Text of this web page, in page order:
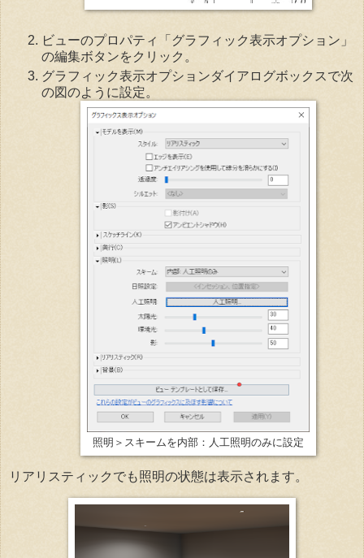
ビューのプロパティ「グラフィック表示オプション」
の編集ボタンをクリック。
グラフィック表示オプションダイアログボックスで次
の図のように設定。
照明＞スキームを内部：人工照明のみに設定
リアリスティックでも照明の状態は表示されます。